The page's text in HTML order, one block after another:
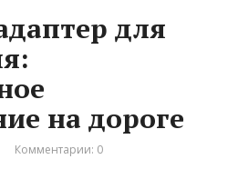
для
на дороге
Комментарии: 0